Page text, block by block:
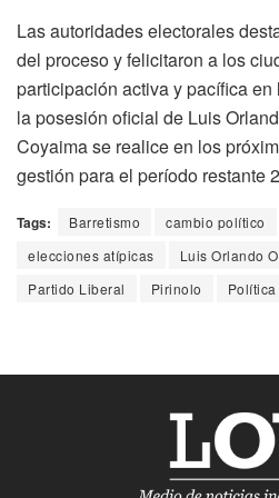
Las autoridades electorales
del proceso y felicitaron a los
participación activa y pacífica en
la posesión oficial de Luis
Coyaima se realice en los
gestión para el período restante
Tags: Barretismo cambio político
elecciones atípicas
Luis Orlando
Partido Liberal
Pirinolo